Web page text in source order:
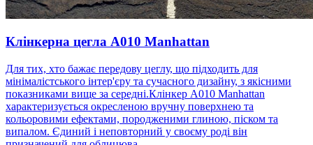
Клінкерна цегла A010 Manhattan
Для тих, хто бажає передову цеглу, що підходить для
мінімалістського інтер'єру та сучасного дизайну, з якісними
показниками вище за середні.Клінкер A010 Manhattan
характеризується окресленою вручну поверхнею та
кольоровими ефектами, породженими глиною, піском та
випалом. Єдиний і неповторний у своєму роді він